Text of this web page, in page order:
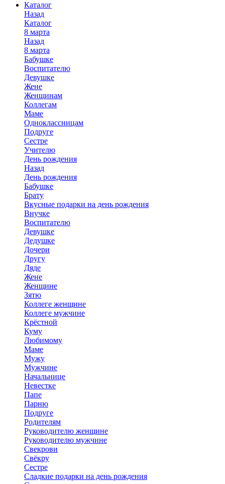
Каталог
Назад
Каталог
8 марта
Назад
8 марта
Бабушке
Воспитателю
Девушке
Жене
Женщинам
Коллегам
Маме
Одноклассницам
Подруге
Сестре
Учителю
День рождения
Назад
День рождения
Бабушке
Брату
Вкусные подарки на день рождения
Внучке
Воспитателю
Девушке
Дедушке
Дочери
Другу
Дяде
Жене
Женщине
Зятю
Коллеге женщине
Коллеге мужчине
Крёстной
Куму
Любимому
Маме
Мужу
Мужчине
Начальнице
Невестке
Папе
Парню
Подруге
Родителям
Руководителю женщине
Руководителю мужчине
Свекрови
Свёкру
Сестре
Сладкие подарки на день рождения